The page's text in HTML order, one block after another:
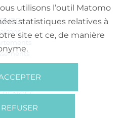
NOUS
utilisons l’outil Matomo
statistiques relatives à
site et ce, de manière